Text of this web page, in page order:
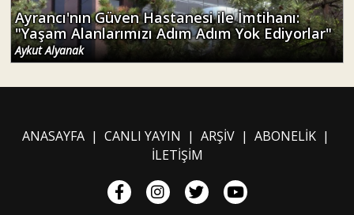
Ayrancı'nın Güven Hastanesi ile İmtihanı:
"Yaşam Alanlarımızı Adım Adım Yok Ediyorlar"
Aykut Alyanak
ANASAYFA| CANLI YAYIN | ARŞİV| ABONELİK|
İLETİŞİM